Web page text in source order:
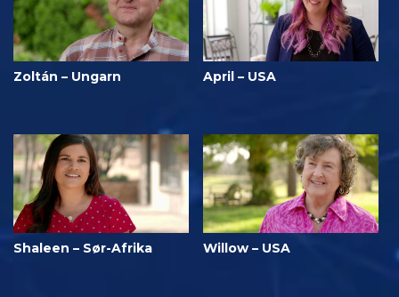
Zoltán – Ungarn April – USA
Shaleen – Sør-Afrika Willow – USA